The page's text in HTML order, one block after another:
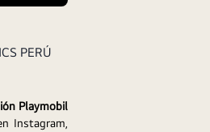
PERÚ
Playmobil
Instagram,